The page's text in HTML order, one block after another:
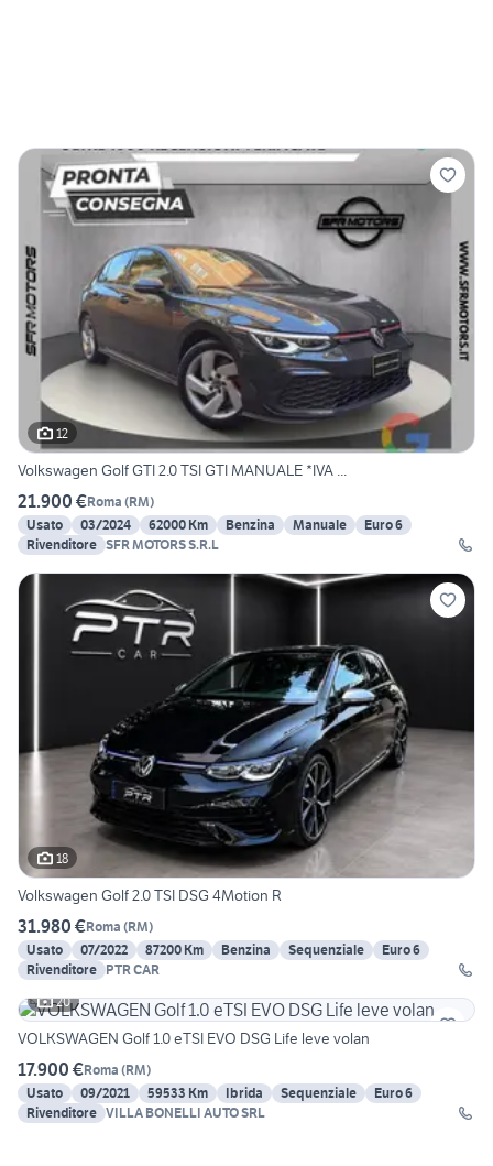
12
Volkswagen Golf GTI 2.0 TSI GTI MANUALE *IVA ...
21.900 €Roma (RM)
Usato
03/2024 62000 Km Benzina Manuale
Euro 6
Rivenditore SFR MOTORS S.R.L
18
Volkswagen Golf 2.0 TSI DSG 4Motion R
31.980 €Roma (RM)
Usato
07/2022 87200 Km Benzina Sequenziale
Euro 6
Rivenditore PTR CAR
20
VOLKSWAGEN Golf 1.0 eTSI EVO DSG Life leve volan
17.900 €Roma (RM)
Usato
09/2021 59533 Km Ibrida Sequenziale
Euro 6
Rivenditore VILLA BONELLI AUTO SRL